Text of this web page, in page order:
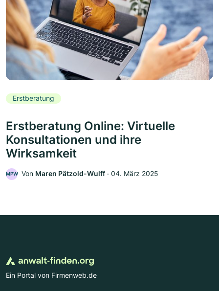
Erstberatung
Erstberatung Online: Virtuelle
Konsultationen und ihre
Wirksamkeit
MPW Von Maren Pätzold-Wulff ‧ 04. März 2025
Ein Portal von Firmenweb.de